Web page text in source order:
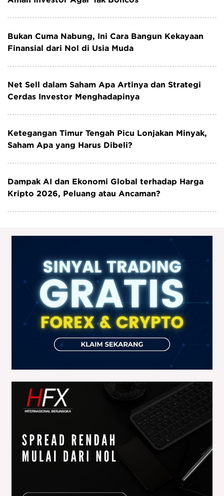
Bukan Cuma Nabung, Ini Cara Bangun Kekayaan
Finansial dari Nol di Usia Muda
Net Sell dalam Saham Apa Artinya dan Strategi
Cerdas Investor Menghadapinya
Ketegangan Timur Tengah Picu Lonjakan Minyak,
Saham Apa yang Harus Dibeli?
Dampak AI dan Ekonomi Global terhadap Harga
Kripto 2026, Peluang atau Ancaman?